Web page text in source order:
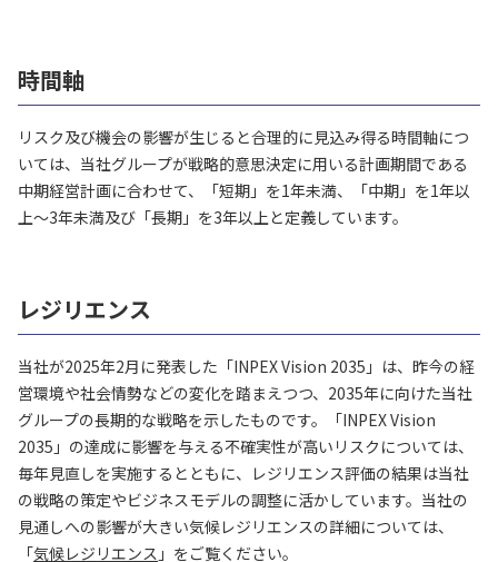
時間軸
リスク及び機会の影響が生じると合理的に見込み得る時間軸につ
いては、当社グループが戦略的意思決定に用いる計画期間である
中期経営計画に合わせて、「短期」を1年未満、「中期」を1年以
上～3年未満及び「長期」を3年以上と定義しています。
レジリエンス
当社が2025年2月に発表した「INPEX Vision 2035」は、昨今の経
営環境や社会情勢などの変化を踏まえつつ、2035年に向けた当社
グループの長期的な戦略を示したものです。「INPEX Vision
2035」の達成に影響を与える不確実性が高いリスクについては、
毎年見直しを実施するとともに、レジリエンス評価の結果は当社
の戦略の策定やビジネスモデルの調整に活かしています。当社の
見通しへの影響が大きい気候レジリエンスの詳細については、
「気候レジリエンス 」をご覧ください。